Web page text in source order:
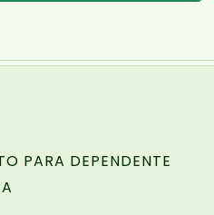
PARA DEPENDENTE